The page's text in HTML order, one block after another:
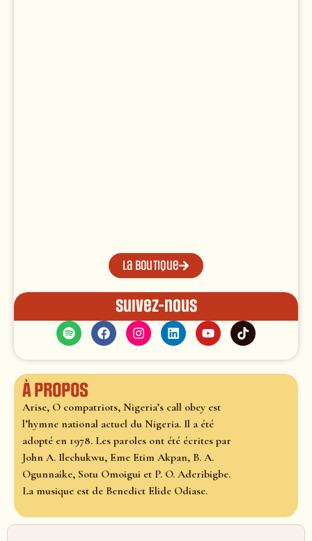
La boutique
Suivez-nous
À propos
Arise, O compatriots, Nigeria’s call obey est
l’hymne national actuel du Nigeria. Il a été
adopté en 1978. Les paroles ont été écrites par
John A. Ilechukwu, Eme Etim Akpan, B. A.
Ogunnaike, Sotu Omoigui et P. O. Aderibigbe.
La musique est de Benedict Elide Odiase.